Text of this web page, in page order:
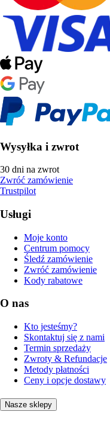
Wysyłka i zwrot
30 dni na zwrot
Zwróć zamówienie
Trustpilot
Usługi
Moje konto
Centrum pomocy
Śledź zamówienie
Zwróć zamówienie
Kody rabatowe
O nas
Kto jesteśmy?
Skontaktuj się z nami
Termin sprzedaży
Zwroty & Refundacje
Metody płatności
Ceny i opcje dostawy
Nasze sklepy